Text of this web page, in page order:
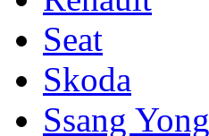
Seat
Skoda
Ssang Yong